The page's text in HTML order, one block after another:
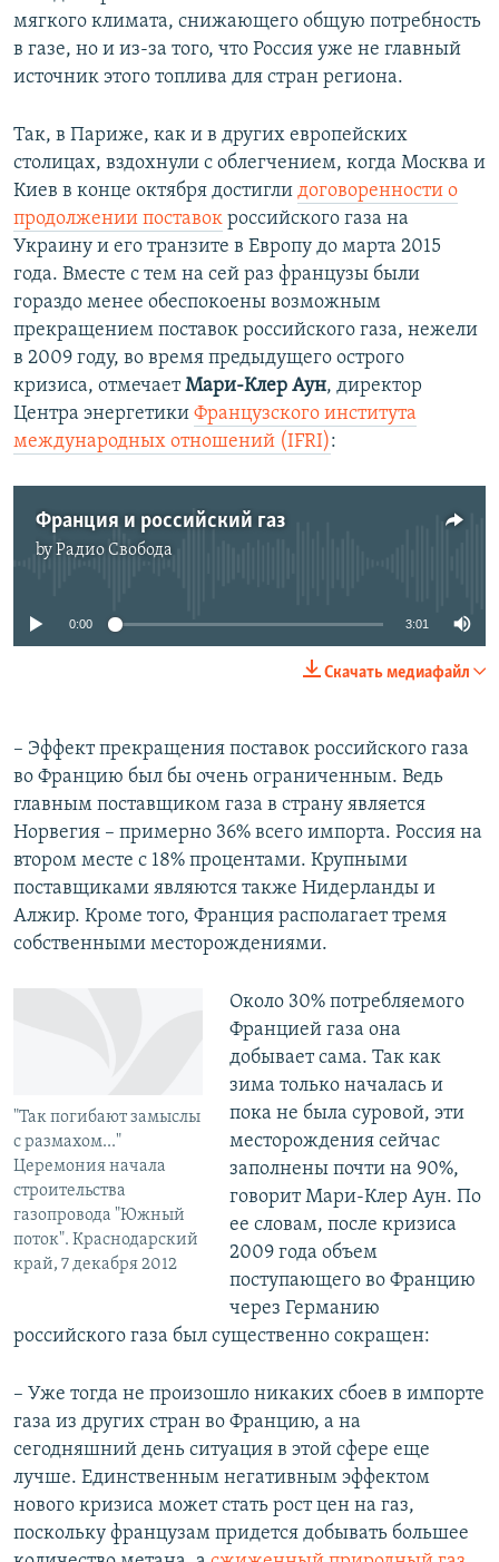
мягкого климата, снижающего общую потребность
в газе, но и из-за того, что Россия уже не главный
источник этого топлива для стран региона.
Так, в Париже, как и в других европейских
столицах, вздохнули с облегчением, когда Москва и
Киев в конце октября достигли договоренности о
продолжении поставок российского газа на
Украину и его транзите в Европу до марта 2015
года. Вместе с тем на сей раз французы были
гораздо менее обеспокоены возможным
прекращением поставок российского газа, нежели
в 2009 году, во время предыдущего острого
кризиса, отмечаетМари-Клер Аун, директор
Центра энергетики Французского института
международных отношений (IFRI):
Франция и российский газ
byРадио Свобода
No media source currently available
0:00 3:01
Скачать медиафайл
– Эффект прекращения поставок российского газа
во Францию был бы очень ограниченным. Ведь
главным поставщиком газа в страну является
Норвегия – примерно 36% всего импорта. Россия на
втором месте с 18% процентами. Крупными
поставщиками являются также Нидерланды и
Алжир. Кроме того, Франция располагает тремя
собственными месторождениями.
"Так погибают замыслы
с размахом..."
Церемония начала
строительства
газопровода "Южный
поток". Краснодарский
край, 7 декабря 2012
Около 30% потребляемого
Францией газа она
добывает сама. Так как
зима только началась и
пока не была суровой, эти
месторождения сейчас
заполнены почти на 90%,
говорит Мари-Клер Аун. По
ее словам, после кризиса
2009 года объем
поступающего во Францию
через Германию
российского газа был существенно сокращен:
– Уже тогда не произошло никаких сбоев в импорте
газа из других стран во Францию, а на
сегодняшний день ситуация в этой сфере еще
лучше. Единственным негативным эффектом
нового кризиса может стать рост цен на газ,
поскольку французам придется добывать большее